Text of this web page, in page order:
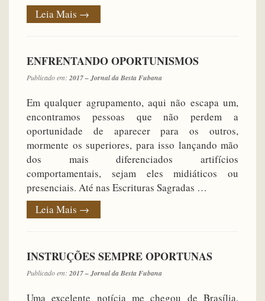
Leia Mais →
ENFRENTANDO OPORTUNISMOS
Publicado em: 2017 – Jornal da Besta Fubana
Em qualquer agrupamento, aqui não escapa um,
encontramos pessoas que não perdem a
oportunidade de aparecer para os outros,
mormente os superiores, para isso lançando mão
dos mais diferenciados artifícios
comportamentais, sejam eles midiáticos ou
presenciais. Até nas Escrituras Sagradas …
Leia Mais →
INSTRUÇÕES SEMPRE OPORTUNAS
Publicado em: 2017 – Jornal da Besta Fubana
Uma excelente notícia me chegou de Brasília,